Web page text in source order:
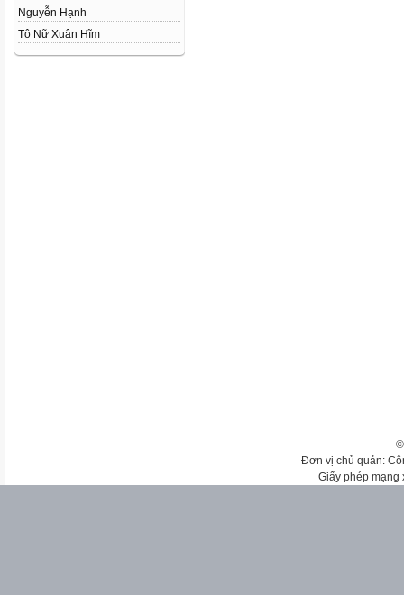
Nguyễn Hạnh
Tô Nữ Xuân Hĩm
Đơn vị chủ quản:
Giấy phép mạng